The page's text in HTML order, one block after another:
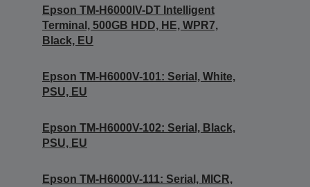
Epson TM-H6000IV-DT Intelligent
Terminal, 500GB HDD, HE, WPR7,
Black, EU
Epson TM-H6000V-101: Serial, White,
PSU, EU
Epson TM-H6000V-102: Serial, Black,
PSU, EU
Epson TM-H6000V-111: Serial, MICR,